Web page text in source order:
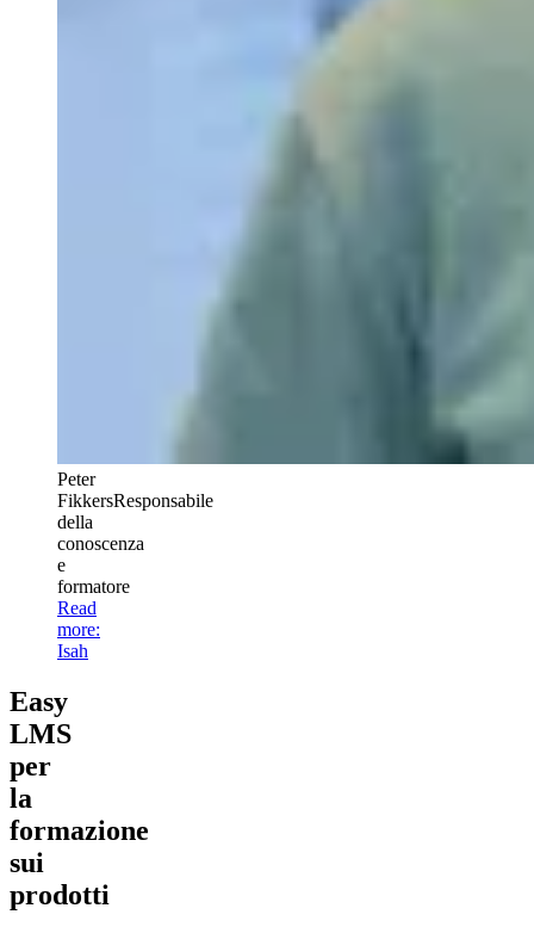
Peter
FikkersResponsabile
della
conoscenza
e
formatore
Read
more:
Isah
Easy
LMS
per
la
formazione
sui
prodotti